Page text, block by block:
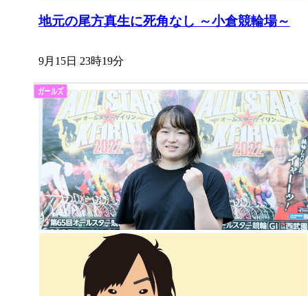
地元の尾方真生に死角なし ～小倉競輪場～
9月15日 23時19分